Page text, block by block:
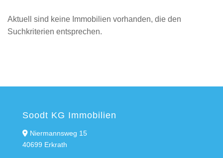
Aktuell sind keine Immobilien vorhanden, die den
Suchkriterien entsprechen.
Soodt KG Immobilien
Niermannsweg 15
40699 Erkrath